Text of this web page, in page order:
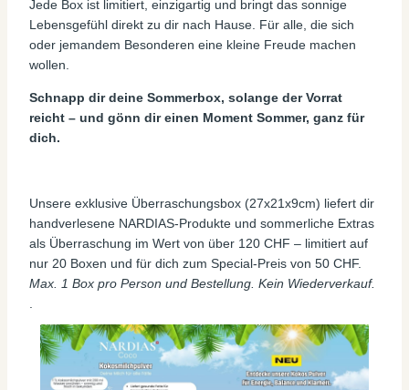
Jede Box ist limitiert, einzigartig und bringt das sonnige
Lebensgefühl direkt zu dir nach Hause. Für alle, die sich
oder jemandem Besonderen eine kleine Freude machen
wollen.
Schnapp dir deine Sommerbox, solange der Vorrat
reicht – und gönn dir einen Moment Sommer, ganz für
dich.
Unsere exklusive Überraschungsbox (27x21x9cm) liefert dir
handverlesene NARDIAS-Produkte und sommerliche Extras
als Überraschung im Wert von über 120 CHF – limitiert auf
nur 20 Boxen und für dich zum Special-Preis von 50 CHF.
Max. 1 Box pro Person und Bestellung. Kein Wiederverkauf.